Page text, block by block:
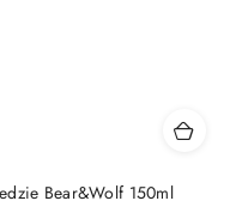
Bear&Wolf 150ml